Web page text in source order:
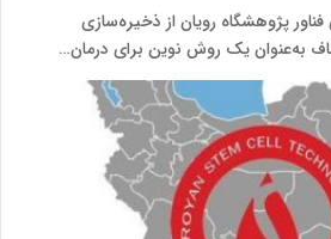
پژوهشگاه رویان از ذخیره‌سازی
به‌عنوان یک روش نوین برای درمان…